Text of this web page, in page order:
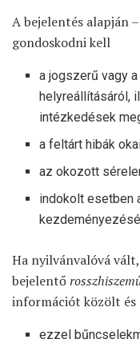
A bejelentés alapján –
gondoskodni kell
a jogszerű vagy
helyreállításáról,
intézkedések
a feltárt hibák
az okozott
indokolt esetben
Ha nyilvánvalóvá
bejelentő
információt közölt és
ezzel